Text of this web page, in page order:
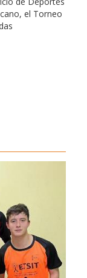
el Torneo